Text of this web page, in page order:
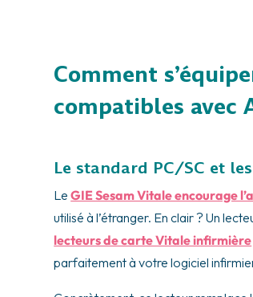
Comment
compatibles avec
Le standard PC/SC et
LeGIE Sesam Vitale encourage
utilisé à l’étranger. En clair ? Un
lecteurs de carte Vitale infirmière
parfaitement à votre logiciel